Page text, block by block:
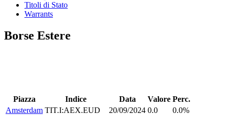
Titoli di Stato
Warrants
Borse Estere
Piazza Indice Data Valore Perc.
Amsterdam TIT.I:AEX.EUD 20/09/2024 0.0
0.0%